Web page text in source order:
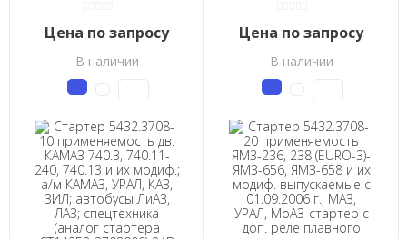
модификации,
выпускаемые с
01.09.2006 г. а/м МАЗ,
УРАЛ, МоАЗ 24В
Цена по запросу
В наличии
модификации,
выпускаемые с
01.09.2006 г.;
автомобили МАЗ, УРАЛ,
МоАЗ — (аналог
стартеров 5432.3708,
Цена по запросу
В наличии